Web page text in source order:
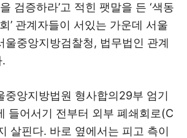
검증하라’고 적힌 팻말을 든 ‘색동
’ 관계자들이 서있는 가운데 서울
울중앙지방검찰청, 법무법인 관계
중앙지방법원 형사합의29부 엄기
들어서기 전부터 외부 폐쇄회로(C
살핀다. 바로 옆에서는 피고 측이